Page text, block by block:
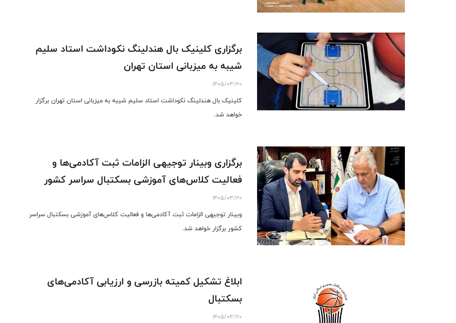
برگزاری کلینیک بال هندلینگ نکوداشت استاد سلیم
شیبه به میزبانی استان تهران
1405/03/20
کلینیک بال هندلینگ نکوداشت استاد سلیم شیبه به میزبانی استان تهران برگزار
خواهد شد.
برگزاری وبینار توجیهی الزامات ثبت آکادمی‌ها و
فعالیت کلاس‌های آموزشی بسکتبال سراسر کشور
1405/03/20
وبینار توجیهی الزامات ثبت آکادمی‌ها و فعالیت کلاس‌های آموزشی بسکتبال سراسر
کشور برگزار خواهد شد.
ابلاغ تشکیل کمیته بازرسی و ارزیابی آکادمی‌های
بسکتبال
1405/03/20